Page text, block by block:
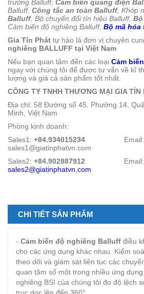
trường Balluff, Cảm biến quang điện
Balluff, Công tắc an toàn Balluff, Khớp
Balluff, Bộ chuyển đổi tín hiệu Balluff,
Cảm biến độ nghiêng Balluff, Bộ mã
Gia Tín Phát tự hào là đơn vị chuyên
nghiêng BALLUFF tại Việt Nam
Nếu bạn quan tâm đến các loại Cảm
ngay với chúng tôi để được tư vấn về kĩ
lượng và giá cả sản phẩm tốt nhất.
CÔNG TY TNHH THƯƠNG MẠI GIA TÍN
Địa chỉ: 58 Đường số 45, Phường 14,
Minh, Việt Nam
Phòng kinh doanh:
Sales1: +84.934015234 Email:
sales1@giatinphatvn.com
Sales2: +84.902887912 Email:
sales2@giatinphatvn.com
CHI TIẾT SẢN PHẨM
- Cảm biến độ nghiêng Balluff điều
cho các ứng dụng khác nhau. Kiểm
theo dõi và giám sát liên tục các
quan tâm số một trong nhiều ứng
nghiêng BSI của chúng tôi đo độ lệch